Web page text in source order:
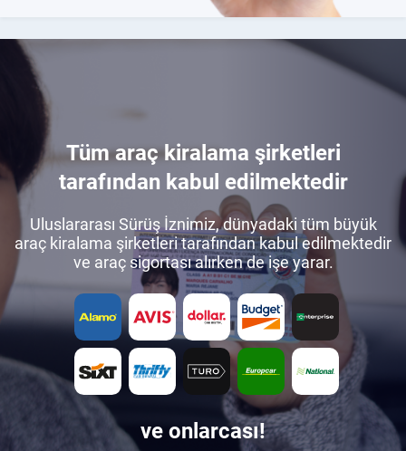
Tüm araç kiralama şirketleri
tarafından kabul edilmektedir
Uluslararası Sürüş İznimiz, dünyadaki tüm büyük
araç kiralama şirketleri tarafından kabul edilmektedir
ve araç sigortası alırken de işe yarar.
ve onlarcası!